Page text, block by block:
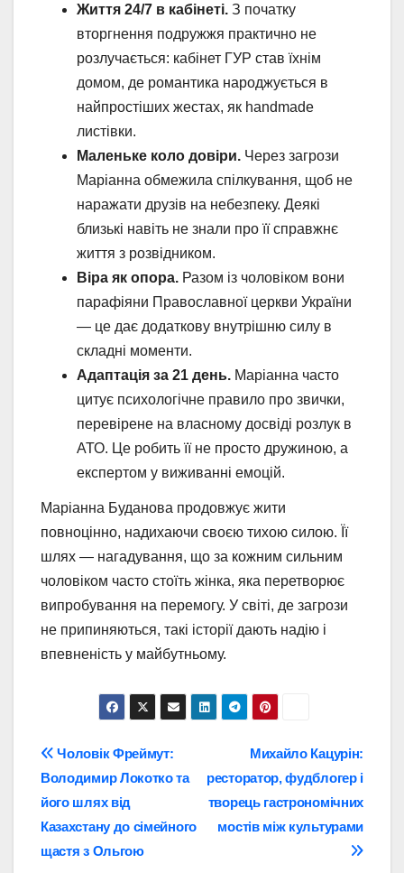
Життя 24/7 в кабінеті. З початку
вторгнення подружжя практично не
розлучається: кабінет ГУР став їхнім
домом, де романтика народжується в
найпростіших жестах, як handmade
листівки.
Маленьке коло довіри. Через загрози
Маріанна обмежила спілкування, щоб не
наражати друзів на небезпеку. Деякі
близькі навіть не знали про її справжнє
життя з розвідником.
Віра як опора. Разом із чоловіком вони
парафіяни Православної церкви України
— це дає додаткову внутрішню силу в
складні моменти.
Адаптація за 21 день. Маріанна часто
цитує психологічне правило про звички,
перевірене на власному досвіді розлук в
АТО. Це робить її не просто дружиною, а
експертом у виживанні емоцій.
Маріанна Буданова продовжує жити
повноцінно, надихаючи своєю тихою силою. Її
шлях — нагадування, що за кожним сильним
чоловіком часто стоїть жінка, яка перетворює
випробування на перемогу. У світі, де загрози
не припиняються, такі історії дають надію і
впевненість у майбутньому.
Навігація
записів
Михайло Кацурін:
ресторатор, фудблогер і
творець гастрономічних
мостів між культурами
Чоловік Фреймут:
Володимир Локотко та
його шлях від
Казахстану до сімейного
щастя з Ольгою